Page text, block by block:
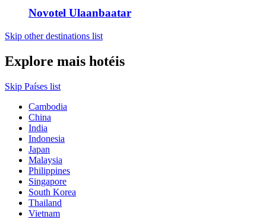
Novotel Ulaanbaatar
Skip other destinations list
Explore mais hotéis
Skip Países list
Cambodia
China
India
Indonesia
Japan
Malaysia
Philippines
Singapore
South Korea
Thailand
Vietnam